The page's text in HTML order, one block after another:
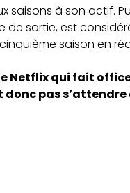
saisons à son actif.
sortie, est
saison en
Netflix qui fait
donc pas